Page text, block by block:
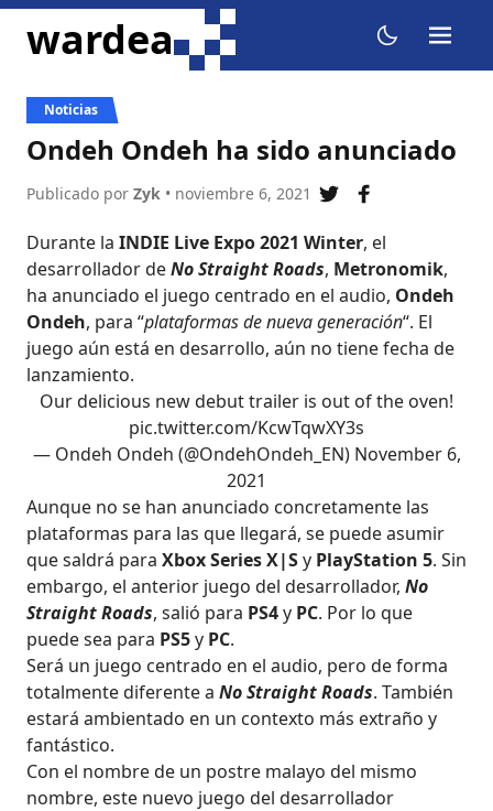
ir al contenido
wardea dark mode
menu
Noticias
Ondeh Ondeh ha sido anunciado
Publicado por Zyk • noviembre 6, 2021
compartir en
compartir en
Durante la INDIE Live Expo 2021 Winter, el
desarrollador deNo Straight Roads, Metronomik,
ha anunciado el juego centrado en el audio, Ondeh
Ondeh, para “plataformas de nueva generación“. El
juego aún está en desarrollo, aún no tiene fecha de
lanzamiento.
Our delicious new debut trailer is out of the oven!
pic.twitter.com/KcwTqwXY3s
— Ondeh Ondeh (@OndehOndeh_EN) November 6,
2021
Aunque no se han anunciado concretamente las
plataformas para las que llegará, se puede asumir
que saldrá para Xbox Series X|Sy PlayStation 5. Sin
embargo, el anterior juego del desarrollador, No
Straight Roads, salió para PS4y PC. Por lo que
puede sea para PS5y PC.
Será un juego centrado en el audio, pero de forma
totalmente diferente a No Straight Roads. También
estará ambientado en un contexto más extraño y
fantástico.
Con el nombre de un postre malayo del mismo
nombre, este nuevo juego del desarrollador